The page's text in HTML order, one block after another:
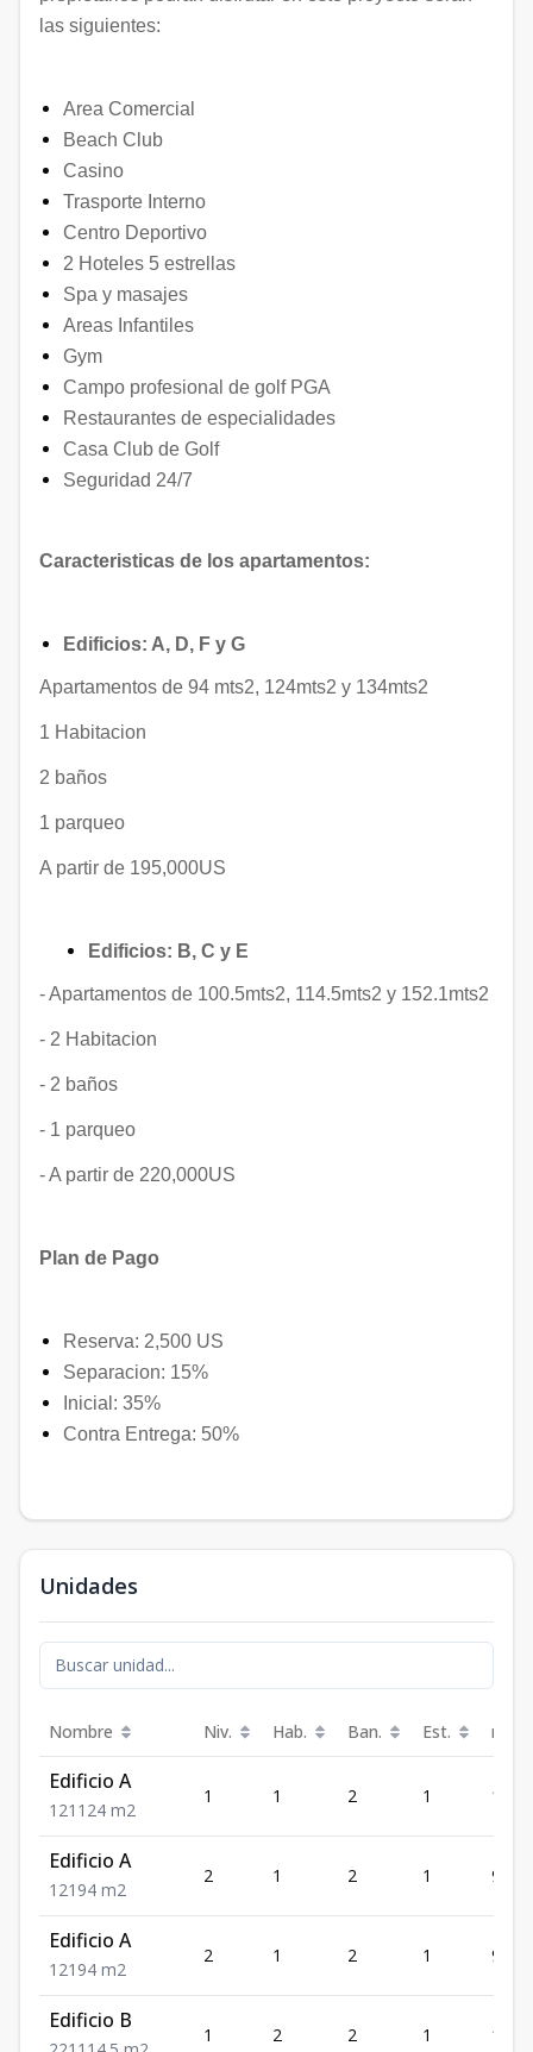
las siguientes:
Area Comercial
Beach Club
Casino
Trasporte Interno
Centro Deportivo
2 Hoteles 5 estrellas
Spa y masajes
Areas Infantiles
Gym
Campo profesional de golf PGA
Restaurantes de especialidades
Casa Club de Golf
Seguridad 24/7
Caracteristicas de los apartamentos:
Edificios: A, D, F y G
Apartamentos de 94 mts2, 124mts2 y 134mts2
1 Habitacion
2 baños
1 parqueo
A partir de 195,000US
Edificios: B, C y E
- Apartamentos de 100.5mts2, 114.5mts2 y 152.1mts2
- 2 Habitacion
- 2 baños
- 1 parqueo
- A partir de 220,000US
Plan de Pago
Reserva: 2,500 US
Separacion: 15%
Inicial: 35%
Contra Entrega: 50%
Unidades
Nombre Niv. Hab. Ban. Est. m²
Edificio A
1 21 124 m2
1 1 2 1 124
Edificio A
1 21 94 m2
2 1 2 1 94
Edificio A
1 21 94 m2
2 1 2 1 94
Edificio B
1 2 2 1 114.5